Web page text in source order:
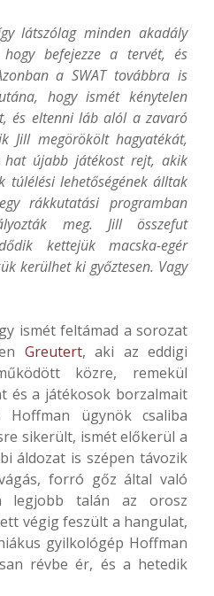
látszólag minden akadály
befejezze a tervét, és
a SWAT továbbra is
hogy ismét kénytelen
és eltenni láb alól a zavaró
Jill megörökölt hagyatékát,
újabb játékost rejt, akik
túlélési lehetőségének álltak
rákkutatási programban
meg. Jill összefut
kettejük macska-egér
kerülhet ki győztesen. Vagy
ismét feltámad a sorozat
Greutert, aki az eddigi
közre, remekül
és a játékosok borzalmait
Hoffman ügynök csaliba
sikerült, ismét előkerül a
áldozat is szépen távozik
forró gőz által való
legjobb talán az orosz
végig feszült a hangulat,
gyilkológép Hoffman
révbe ér, és a hetedik